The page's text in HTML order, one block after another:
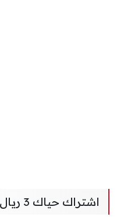
اشتراك حياك 3 ريال للإنترنت لا محدود